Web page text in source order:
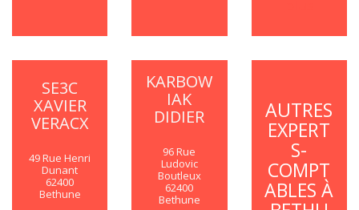
SE3C
XAVIER
VERACX
49 Rue Henri
Dunant
62400
Bethune
KARBOW
IAK
DIDIER
96 Rue
Ludovic
Boutleux
62400
Bethune
AUTRES
EXPERT
S-
COMPT
ABLES À